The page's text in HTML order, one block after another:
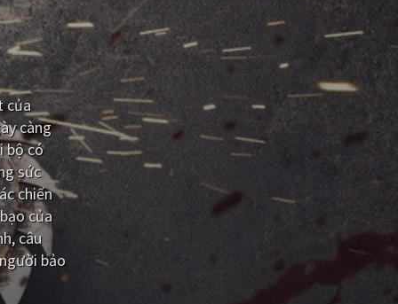
của
càng
bộ có
sức
chiến
của
câu
bảo